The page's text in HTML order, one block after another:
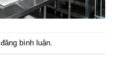
đăng bình luận